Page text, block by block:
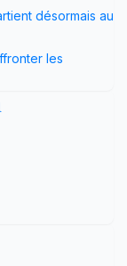
désormais au
les